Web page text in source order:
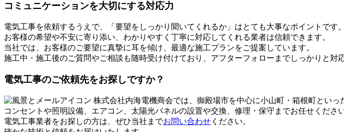
コミュニケーションを大切にする対応力
電気工事を依頼するうえで、「要望をしっかり聞いてくれるか」はとても大事なポイントです。
お客様の希望や不安に寄り添い、わかりやすく丁寧に対応してくれる業者は信頼できます。
当社では、お客様のご要望に真摯に耳を傾け、最適な施工プランをご提案しています。
施工中・施工後のご質問やご相談も随時受け付けており、アフターフォローまでしっかりと対
電気工事のご依頼先をお探しですか？
株式会社内海電機商会では、御殿場市を中心に小山町・箱根町とい
コンセントや照明設備、エアコン、太陽光パネルの設置や交換、修理・保守までお任せください
電気工事業者をお探しの方は、ぜひ当社までお問い合わせ ください。